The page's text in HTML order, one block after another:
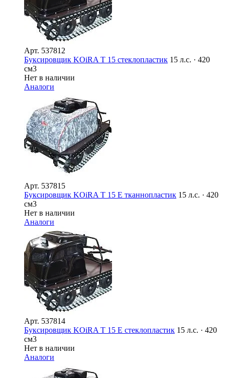
Арт. 537812
Буксировщик KOiRA T 15 стеклопластик 15 л.с. · 420
см3
Нет в наличии
Аналоги
Арт. 537815
Буксировщик KOiRA T 15 E тканнопластик 15 л.с. · 420
см3
Нет в наличии
Аналоги
Арт. 537814
Буксировщик KOiRA T 15 E стеклопластик 15 л.с. · 420
см3
Нет в наличии
Аналоги